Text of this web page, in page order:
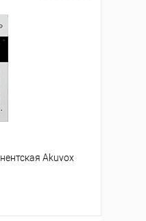
Сравнение
Akuvox